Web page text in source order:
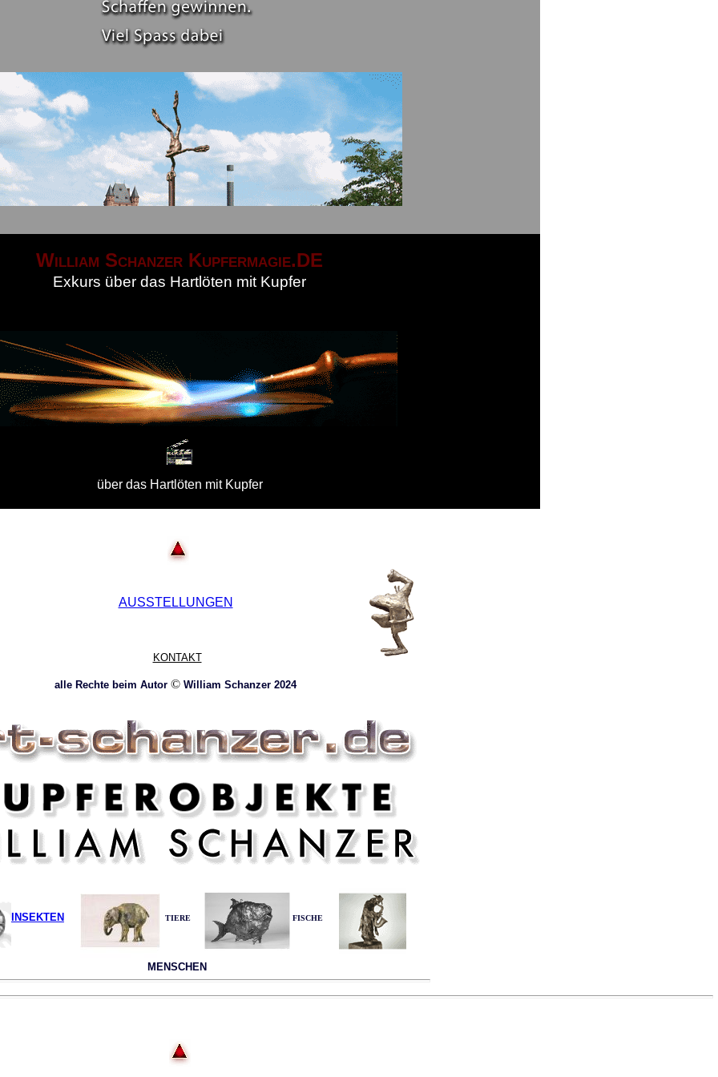
William Schanzer Kupfermagie.DE
Exkurs über das Hartlöten mit Kupfer
über das Hartlöten mit Kupfer
AUSSTELLUNGEN
KONTAKT
alle Rechte beim Autor © William Schanzer 2024
INSEKTEN TIERE FISCHE
MENSCHEN